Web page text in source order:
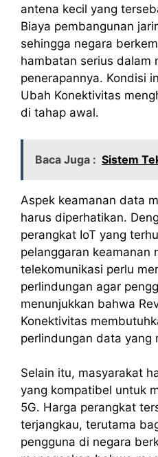
antena kecil yang
Biaya pembangunan
sehingga negara
hambatan serius dalam
penerapannya. Kondisi
Ubah Konektivitas
di tahap awal.
Baca Juga : Sistem
Aspek keamanan data
harus diperhatikan.
perangkat IoT yang
pelanggaran keamanan
telekomunikasi perlu
perlindungan agar
menunjukkan bahwa
Konektivitas
perlindungan data yang
Selain itu, masyarakat
yang kompatibel untuk
5G. Harga perangkat
terjangkau, terutama
pengguna di negara